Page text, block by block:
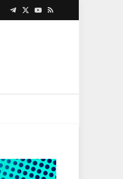
Telegram
X
YouTube
RSS